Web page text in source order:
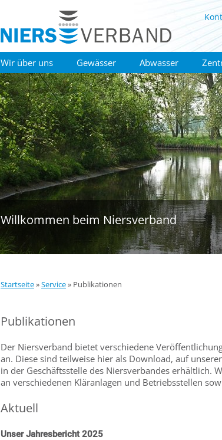
Wir über uns Gewässer Abwasser
Willkommen beim Niersverband
Startseite»Service» Publikationen
Publikationen
Der Niersverband bietet verschiedene
an. Diese sind teilweise hier als Download, auf
in der Geschäftsstelle des Niersverbandes erhältlich.
an verschiedenen Kläranlagen und Betriebsstellen
Aktuell
Unser Jahresbericht 2025